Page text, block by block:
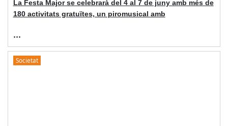
La Festa Major se celebrarà del 4 al 7 de juny amb més de
180 activitats gratuïtes, un piromusical amb
...
Societat